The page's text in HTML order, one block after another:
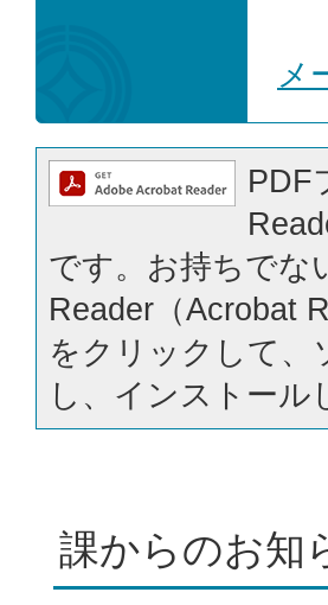
メ
PDF
です。お持ちでな
Reader（Acrobat
をクリックして、
し、インストール
課からのお知